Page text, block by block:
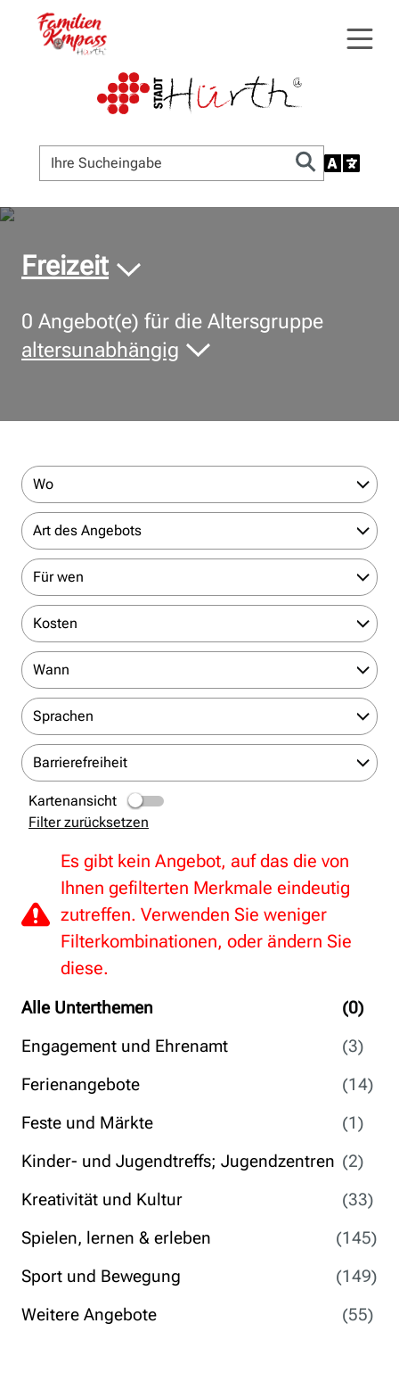
© Bildnachweis
Freizeit
0 Angebot(e) für die Altersgruppe
altersunabhängig
Alle Unterthemen
(0)
Engagement und Ehrenamt
(3)
Ferienangebote
(14)
Feste und Märkte
(1)
Kinder- und Jugendtreffs; Jugendzentren (2)
Kreativität und Kultur
(33)
Spielen, lernen & erleben
(145)
Sport und Bewegung
(149)
Weitere Angebote
(55)
Wo
Art des Angebots
Für wen
Kosten
Wann
Sprachen
Barrierefreiheit
Kartenansicht
Filter zurücksetzen
Es gibt kein Angebot, auf das die von
Ihnen gefilterten Merkmale eindeutig
zutreffen. Verwenden Sie weniger
Filterkombinationen, oder ändern Sie
diese.